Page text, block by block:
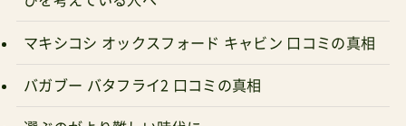
マキシコシ オックスフォード キャビン 口コミの真相
バガブー バタフライ2 口コミの真相
選ぶのがより難しい時代に